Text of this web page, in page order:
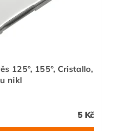
125°, 155°, Cristallo,
nikl
5 Kč